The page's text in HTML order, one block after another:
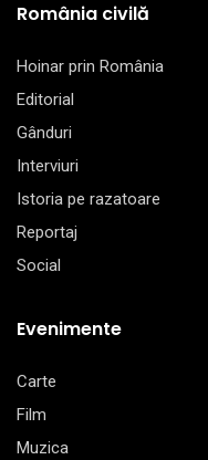
România civilă
Hoinar prin România
Editorial
Gânduri
Interviuri
Istoria pe razatoare
Reportaj
Social
Evenimente
Carte
Film
Muzica